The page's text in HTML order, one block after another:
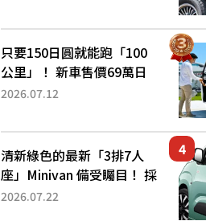
日圓就能跑100公里」「小
朋友坐得...
只要150日圓就能跑「100
公里」！ 新車售價69萬日
圓的「3人座」Trike大受歡
為何能迅速熱賣？
2026.07.12
清新綠色的最新「3排7人
座」Minivan 備受矚目！ 採
用全長4.7公尺剛剛好的車
2026.07.22